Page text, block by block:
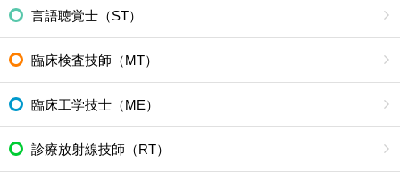
言語聴覚士（ST）
臨床検査技師（MT）
臨床工学技士（ME）
診療放射線技師（RT）